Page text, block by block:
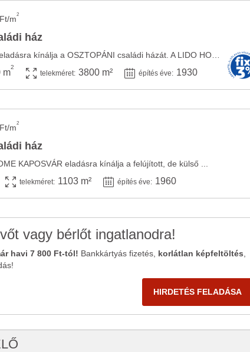
m2
ház
m
2
telekméret: 3800 m² építés éve: 1930
m2
ház
KAPOSVÁR eladásra kínálja a felújított, de külső ...
telekméret: 1103 m² építés éve: 1960
vagy bérlőt ingatlanodra!
havi 7 800 Ft-tól! Bankkártyás fizetés, korlátlan képfeltöltés
HIRDETÉS FELADÁSA